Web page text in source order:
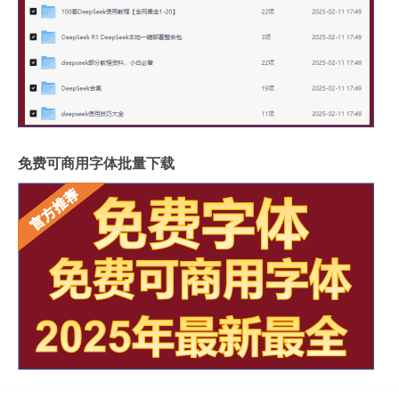
免费可商用字体批量下载